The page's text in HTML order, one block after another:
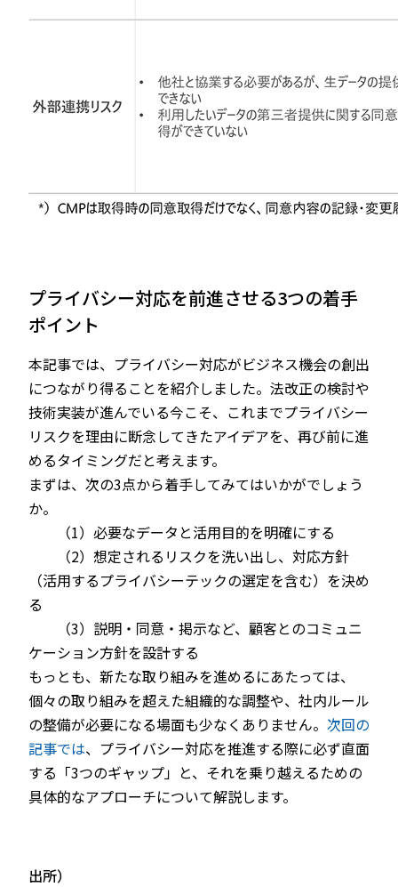
プライバシー対応を前進させる3つの着手
ポイント
本記事では、プライバシー対応がビジネス機会の創出
につながり得ることを紹介しました。法改正の検討や
技術実装が進んでいる今こそ、これまでプライバシー
リスクを理由に断念してきたアイデアを、再び前に進
めるタイミングだと考えます。
まずは、次の3点から着手してみてはいかがでしょう
か。
（1）必要なデータと活用目的を明確にする
（2）想定されるリスクを洗い出し、対応方針
（活用するプライバシーテックの選定を含む）を決め
る
（3）説明・同意・掲示など、顧客とのコミュニ
ケーション方針を設計する
もっとも、新たな取り組みを進めるにあたっては、
個々の取り組みを超えた組織的な調整や、社内ルール
の整備が必要になる場面も少なくありません。 次回の
記事では、プライバシー対応を推進する際に必ず直面
する「3つのギャップ」と、それを乗り越えるための
具体的なアプローチについて解説します。
出所）